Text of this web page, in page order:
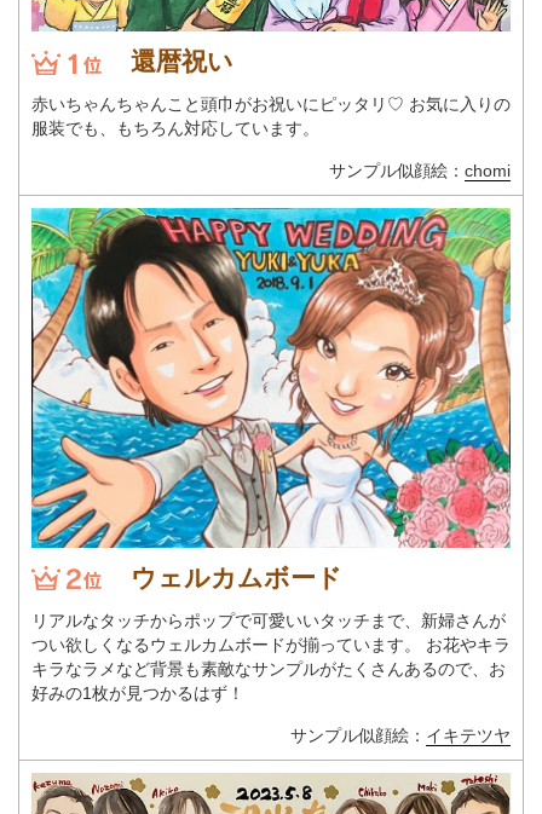
還暦祝い
赤いちゃんちゃんこと頭巾がお祝いにピッタリ♡ お気に入りの
服装でも、もちろん対応しています。
サンプル似顔絵： chomi
ウェルカムボード
リアルなタッチからポップで可愛いいタッチまで、新婦さんが
つい欲しくなるウェルカムボードが揃っています。 お花やキラ
キラなラメなど背景も素敵なサンプルがたくさんあるので、お
好みの1枚が見つかるはず！
サンプル似顔絵： イキテツヤ